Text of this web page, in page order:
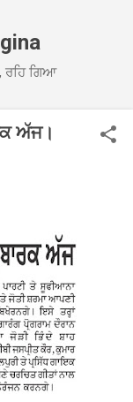
ਰਹਿ ਗਿਆ
ਅੱਜ।